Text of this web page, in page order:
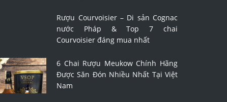
Rượu Courvoisier – Di sản Cognac
nước Pháp & Top 7 chai
Courvoisier đáng mua nhất
6 Chai Rượu Meukow Chính Hãng
Được Săn Đón Nhiều Nhất Tại Việt
Nam